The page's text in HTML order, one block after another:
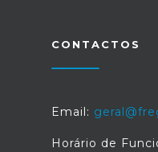
CONTACTOS
Email:
Horário de